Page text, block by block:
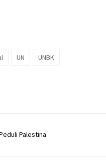
UN UNBK
Palestina